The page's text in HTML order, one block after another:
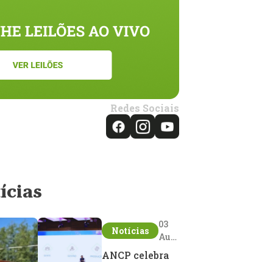
Redes Sociais
Notícias
03
Aug
ANCP celebra